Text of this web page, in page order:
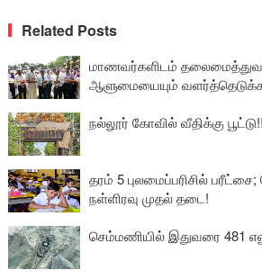
Related Posts
மாணவர்களிடம்
ஆளுமையையும்
நல்லூர் கோவில் வீதிக்கு பூட்டு!!
தரம் 5 புலமைப்பரிசில் பரீட்சை;
நள்ளிரவு முதல் தடை!
செம்மணியில் இதுவரை 481